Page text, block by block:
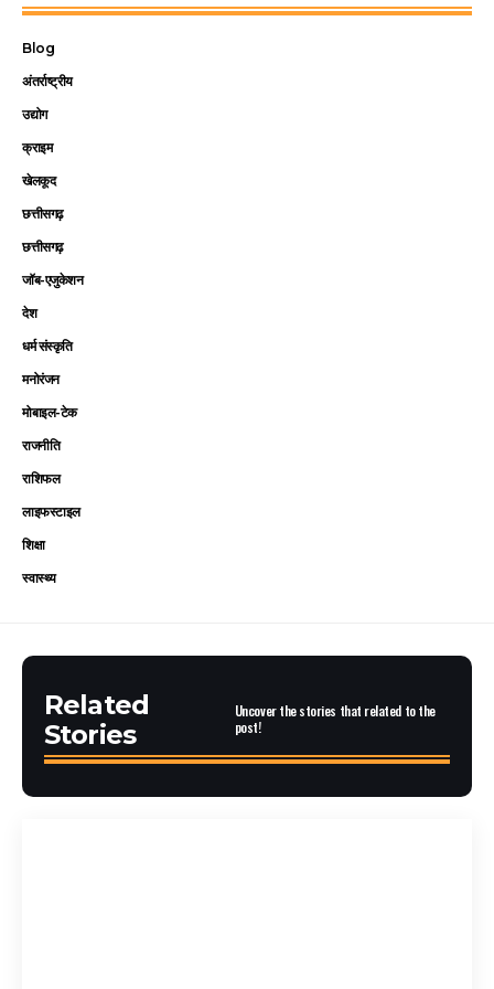
Blog
अंतर्राष्ट्रीय
उद्योग
क्राइम
खेलकूद
छत्तीसगढ़
छत्तीसगढ़
जॉब-एजुकेशन
देश
धर्म संस्कृति
मनोरंजन
मोबाइल-टेक
राजनीति
राशिफल
लाइफस्टाइल
शिक्षा
स्वास्थ्य
Related
Stories
Uncover the stories that related to the
post!